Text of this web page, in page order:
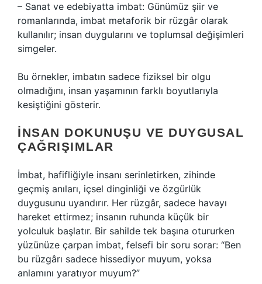
– Sanat ve edebiyatta imbat: Günümüz şiir ve
romanlarında, imbat metaforik bir rüzgâr olarak
kullanılır; insan duygularını ve toplumsal değişimleri
simgeler.
Bu örnekler, imbatın sadece fiziksel bir olgu
olmadığını, insan yaşamının farklı boyutlarıyla
kesiştiğini gösterir.
İNSAN DOKUNUŞU VE DUYGUSAL
ÇAĞRIŞIMLAR
İmbat, hafifliğiyle insanı serinletirken, zihinde
geçmiş anıları, içsel dinginliği ve özgürlük
duygusunu uyandırır. Her rüzgâr, sadece havayı
hareket ettirmez; insanın ruhunda küçük bir
yolculuk başlatır. Bir sahilde tek başına otururken
yüzünüze çarpan imbat, felsefi bir soru sorar: “Ben
bu rüzgârı sadece hissediyor muyum, yoksa
anlamını yaratıyor muyum?”